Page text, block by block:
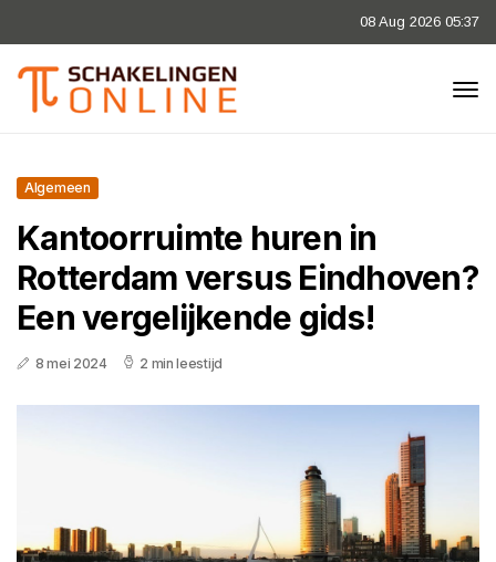
08 Aug 2026 05:37
Algemeen
Kantoorruimte huren in
Rotterdam versus Eindhoven?
Een vergelijkende gids!
8 mei 2024 2 min leestijd